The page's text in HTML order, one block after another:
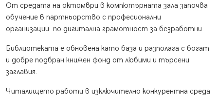
От средата на октомври в компютърната зала започва
обучение в партньорство с професионални
организации по дигитална грамотност за безработни.
Библиотеката е обновена като база и разполага с богат
и добре подбран книжен фонд от любими и търсени
заглавия.
Читалището работи в изключително конкурентна среда